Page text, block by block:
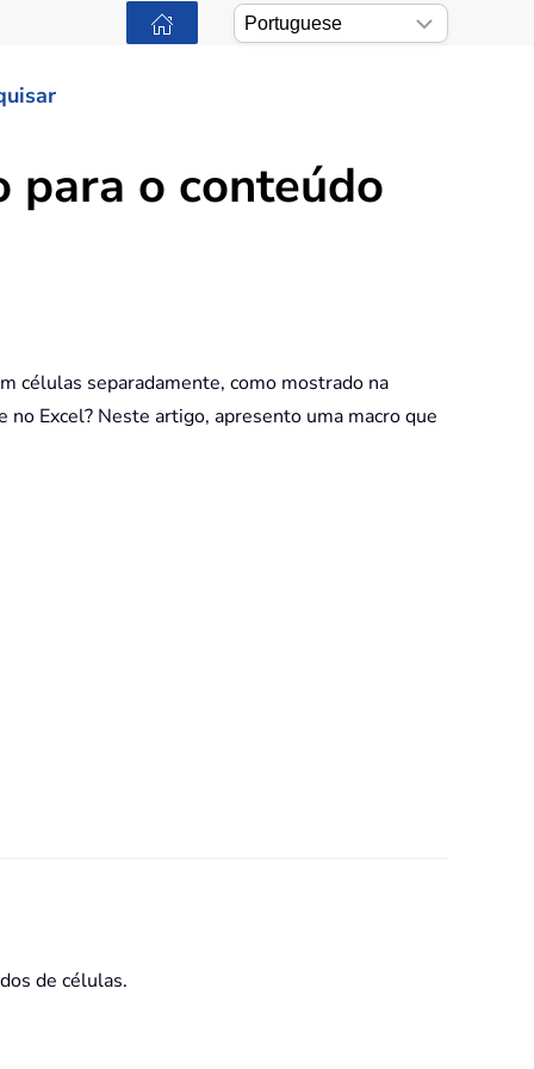
para o conteúdo
células separadamente, como mostrado na
Excel? Neste artigo, apresento uma macro que
de células.